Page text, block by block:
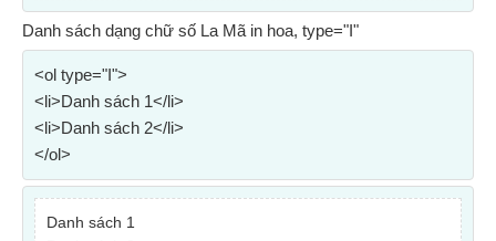
Danh sách dạng chữ số La Mã in hoa, type="I"
<ol type="I">
<li>Danh sách 1</li>
<li>Danh sách 2</li>
</ol>
Danh sách 1